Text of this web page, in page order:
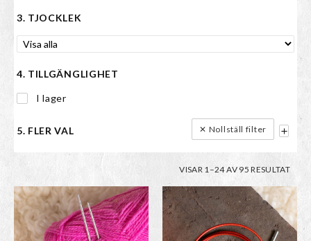
3. TJOCKLEK
4. TILLGÄNGLIGHET
I lager
5. FLER VAL ✕ Nollställ filter
VISAR 1–24 AV 95 RESULTAT
Den
här
produkten
har
Den
här
produkten
har